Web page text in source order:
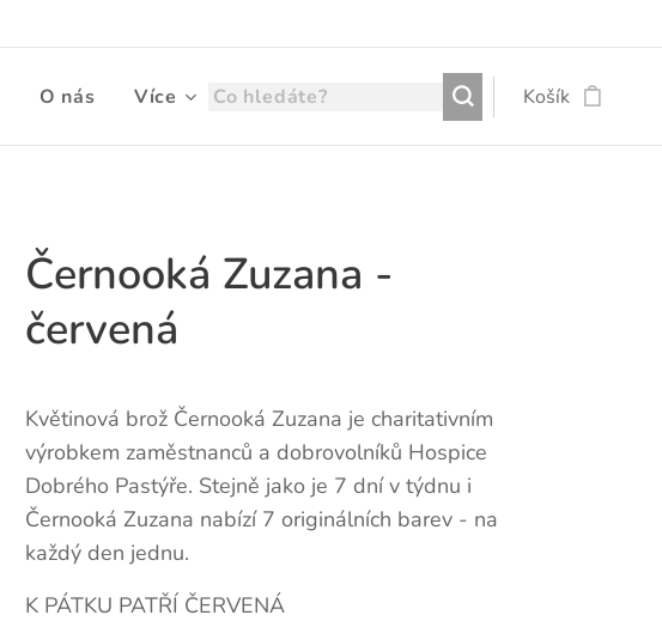
O nás Více Košík
Černooká Zuzana -
červená
Květinová brož Černooká Zuzana je charitativním
výrobkem zaměstnanců a dobrovolníků Hospice
Dobrého Pastýře. Stejně jako je 7 dní v týdnu i
Černooká Zuzana nabízí 7 originálních barev - na
každý den jednu.
K PÁTKU PATŘÍ ČERVENÁ